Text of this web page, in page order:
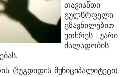
თავიანთი
გულწრფელი
გზავნილებით
უთხრეს უარი
ძალადობის
(ზუგდიდის მუნიციპალიტეტი)